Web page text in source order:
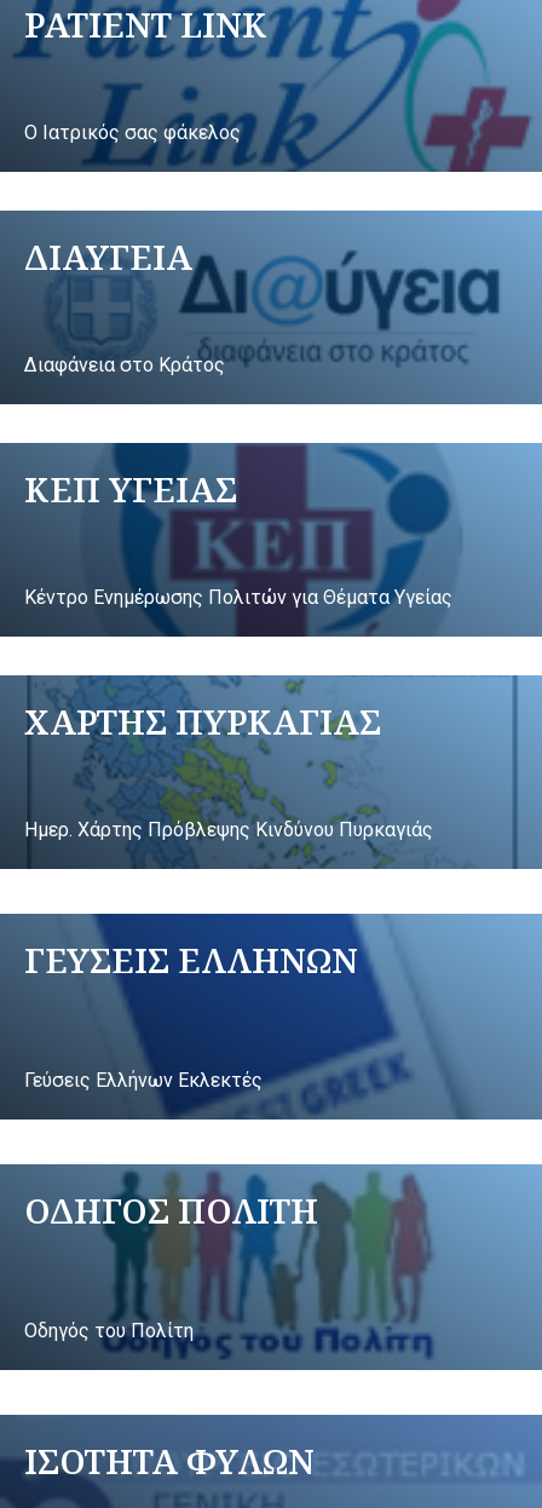
PATIENT LINK
Ο Ιατρικός σας φάκελος
ΔΙΑΥΓΕΙΑ
Διαφάνεια στο Κράτος
ΚΕΠ ΥΓΕΙΑΣ
Κέντρο Ενημέρωσης Πολιτών για Θέματα Υγείας
ΧΑΡΤΗΣ ΠΥΡΚΑΓΙΑΣ
Ημερ. Χάρτης Πρόβλεψης Κινδύνου Πυρκαγιάς
ΓΕΥΣΕΙΣ ΕΛΛΗΝΩΝ
Γεύσεις Ελλήνων Εκλεκτές
ΟΔΗΓΟΣ ΠΟΛΙΤΗ
Οδηγός του Πολίτη
ΙΣΟΤΗΤΑ ΦΥΛΩΝ